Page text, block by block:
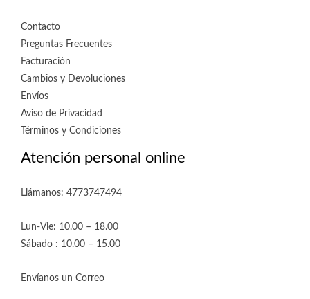
Contacto
Preguntas Frecuentes
Facturación
Cambios y Devoluciones
Envíos
Aviso de Privacidad
Términos y Condiciones
Atención personal online
Llámanos: 4773747494
Lun-Vie: 10.00 – 18.00
Sábado : 10.00 – 15.00
Envíanos un Correo